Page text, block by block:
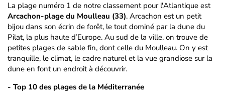
La plage numéro 1 de notre classement pour l'Atlantique est
Arcachon-plage du Moulleau (33). Arcachon est un petit
bijou dans son écrin de forêt, le tout dominé par la dune du
Pilat, la plus haute d’Europe. Au sud de la ville, on trouve de
petites plages de sable fin, dont celle du Moulleau. On y est
tranquille, le climat, le cadre naturel et la vue grandiose sur la
dune en font un endroit à découvrir.
- Top 10 des plages de la Méditerranée